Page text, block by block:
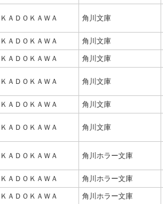
ＫＡＤＯＫＡＷＡ 角川文庫
ＫＡＤＯＫＡＷＡ 角川文庫
ＫＡＤＯＫＡＷＡ 角川文庫
ＫＡＤＯＫＡＷＡ 角川文庫
ＫＡＤＯＫＡＷＡ 角川文庫
ＫＡＤＯＫＡＷＡ 角川文庫
ＫＡＤＯＫＡＷＡ 角川ホラー文庫
ＫＡＤＯＫＡＷＡ 角川ホラー文庫
ＫＡＤＯＫＡＷＡ 角川ホラー文庫